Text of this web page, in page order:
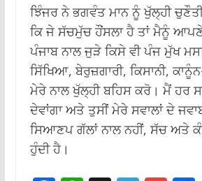
ਝਿੰਜਰ ਨੇ ਭਗਵੰਤ ਮਾਨ ਨੂੰ ਖੁੱਲ੍ਹੀ
ਕਿ ਜੇ ਸੱਚਮੁੱਚ ਹੌਂਸਲਾ ਹੈ ਤਾਂ ਮੈਨੂੰ
ਪੰਜਾਬ ਨਾਲ ਜੁੜੇ ਕਿਸੇ ਵੀ ਪੰਜ ਮੁੱਖ
ਸਿੱਖਿਆ, ਬੇਰੁਜ਼ਗਾਰੀ, ਕਿਸਾਨੀ,
ਮੇਰੇ ਨਾਲ ਖੁੱਲ੍ਹੀ ਬਹਿਸ ਕਰੋ। ਮੈਂ ਹਰ
ਦੇਵਾਂਗਾ ਅਤੇ ਤੁਸੀਂ ਮੇਰੇ ਸਵਾਲਾਂ ਦੇ
ਸਿਆਣਪ ਗੱਲਾਂ ਨਾਲ ਨਹੀਂ, ਸੱਚ ਅਤੇ
ਹੁੰਦੀ ਹੈ।